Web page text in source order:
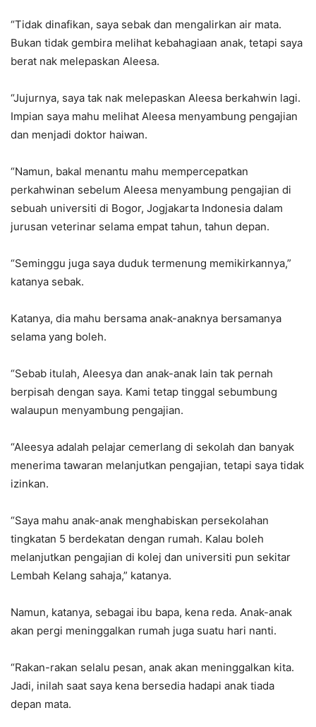
“Tidak dinafikan, saya sebak dan mengalirkan air mata.
Bukan tidak gembira melihat kebahagiaan anak, tetapi saya
berat nak melepaskan Aleesa.
“Jujurnya, saya tak nak melepaskan Aleesa berkahwin lagi.
Impian saya mahu melihat Aleesa menyambung pengajian
dan menjadi doktor haiwan.
“Namun, bakal menantu mahu mempercepatkan
perkahwinan sebelum Aleesa menyambung pengajian di
sebuah universiti di Bogor, Jogjakarta Indonesia dalam
jurusan veterinar selama empat tahun, tahun depan.
“Seminggu juga saya duduk termenung memikirkannya,”
katanya sebak.
Katanya, dia mahu bersama anak-anaknya bersamanya
selama yang boleh.
“Sebab itulah, Aleesya dan anak-anak lain tak pernah
berpisah dengan saya. Kami tetap tinggal sebumbung
walaupun menyambung pengajian.
“Aleesya adalah pelajar cemerlang di sekolah dan banyak
menerima tawaran melanjutkan pengajian, tetapi saya tidak
izinkan.
“Saya mahu anak-anak menghabiskan persekolahan
tingkatan 5 berdekatan dengan rumah. Kalau boleh
melanjutkan pengajian di kolej dan universiti pun sekitar
Lembah Kelang sahaja,” katanya.
Namun, katanya, sebagai ibu bapa, kena reda. Anak-anak
akan pergi meninggalkan rumah juga suatu hari nanti.
“Rakan-rakan selalu pesan, anak akan meninggalkan kita.
Jadi, inilah saat saya kena bersedia hadapi anak tiada
depan mata.